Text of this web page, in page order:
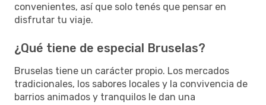
convenientes, así que solo tenés que pensar en
disfrutar tu viaje.
¿Qué tiene de especial Bruselas?
Bruselas tiene un carácter propio. Los mercados
tradicionales, los sabores locales y la convivencia de
barrios animados y tranquilos le dan una